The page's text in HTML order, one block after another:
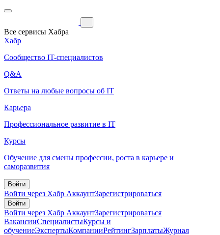
Все сервисы Хабра
Хабр
Сообщество IT-специалистов
Q&A
Ответы на любые вопросы об IT
Карьера
Профессиональное развитие в IT
Курсы
Обучение для смены профессии, роста в карьере и
саморазвития
Войти
Войти через Хабр АккаунтЗарегистрироваться
Войти
Войти через Хабр АккаунтЗарегистрироваться
ВакансииСпециалистыКурсы и
обучениеЭкспертыКомпанииРейтингЗарплатыЖурнал